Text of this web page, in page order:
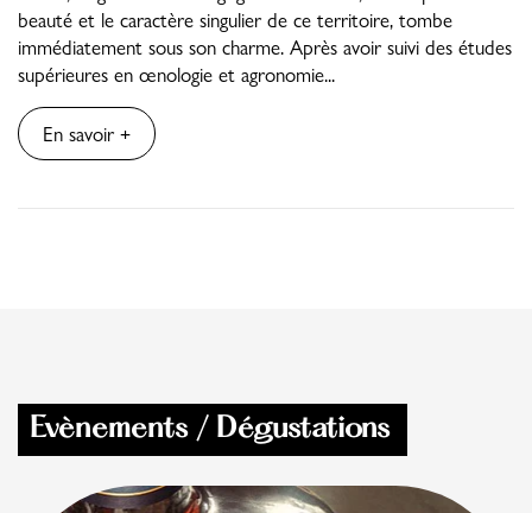
beauté et le caractère singulier de ce territoire, tombe
immédiatement sous son charme. Après avoir suivi des études
supérieures en œnologie et agronomie...
En savoir +
Evènements / Dégustations